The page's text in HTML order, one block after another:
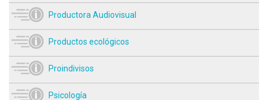
Productora Audiovisual
Productos ecológicos
Proindivisos
Psicología